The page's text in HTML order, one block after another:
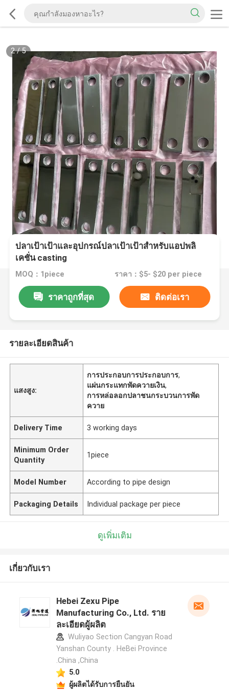
2/5
ปลาเป้าเป้าและอุปกรณ์ปลาเป้าเป้าสําหรับแอปพลิ
เคชั่น casting
MOQ：1piece ราคา：$5- $20 per piece
ราคาถูกที่สุด ติดต่อเรา
รายละเอียดสินค้า
แสงสูง:
การประกอบการประกอบการ,
แผ่นกระแทกพัดควายเงิน,
การหล่อลอกปลาชนกระบวนการพัด
ควาย
Delivery Time 3 working days
Minimum Order
Quantity
1piece
Model Number According to pipe design
Packaging Details Individual package per piece
ดูเพิ่มเติม
เกี่ยวกับเรา
Hebei Zexu Pipe
Manufacturing Co., Ltd. ราย
ละเอียดผู้ผลิต
Wuliyao Section Cangyan Road
Yanshan County . HeBei Province
.China ,China
5.0
ผู้ผลิตได้รับการยืนยัน